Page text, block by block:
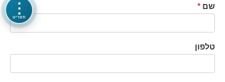
⋮
תפריט
שם *
טלפון